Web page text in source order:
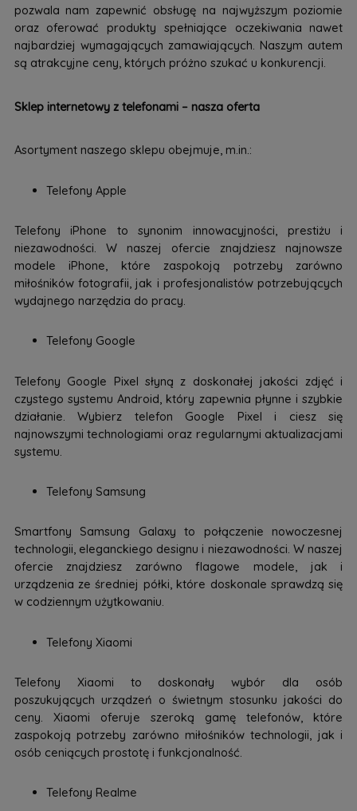
pozwala nam zapewnić obsługę na najwyższym poziomie
oraz oferować produkty spełniające oczekiwania nawet
najbardziej wymagających zamawiających. Naszym autem
są atrakcyjne ceny, których próżno szukać u konkurencji.
Sklep internetowy z telefonami – nasza oferta
Asortyment naszego sklepu obejmuje, m.in.:
Telefony Apple
Telefony iPhone to synonim innowacyjności, prestiżu i
niezawodności. W naszej ofercie znajdziesz najnowsze
modele iPhone, które zaspokoją potrzeby zarówno
miłośników fotografii, jak i profesjonalistów potrzebujących
wydajnego narzędzia do pracy.
Telefony Google
Telefony Google Pixel słyną z doskonałej jakości zdjęć i
czystego systemu Android, który zapewnia płynne i szybkie
działanie. Wybierz telefon Google Pixel i ciesz się
najnowszymi technologiami oraz regularnymi aktualizacjami
systemu.
Telefony Samsung
Smartfony Samsung Galaxy to połączenie nowoczesnej
technologii, eleganckiego designu i niezawodności. W naszej
ofercie znajdziesz zarówno flagowe modele, jak i
urządzenia ze średniej półki, które doskonale sprawdzą się
w codziennym użytkowaniu.
Telefony Xiaomi
Telefony Xiaomi to doskonały wybór dla osób
poszukujących urządzeń o świetnym stosunku jakości do
ceny. Xiaomi oferuje szeroką gamę telefonów, które
zaspokoją potrzeby zarówno miłośników technologii, jak i
osób ceniących prostotę i funkcjonalność.
Telefony Realme